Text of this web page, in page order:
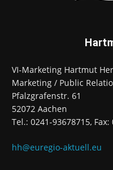
VI-Marketing Hartmut
Marketing / Public
Pfalzgrafenstr. 61
52072 Aachen
Tel.: 0241-93678715,
hh@euregio-aktuell.eu